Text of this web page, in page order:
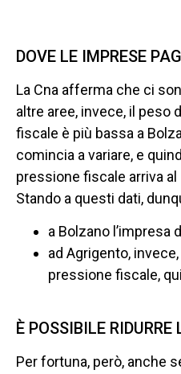
DOVE LE IMPRESE
La Cna afferma che ci
altre aree, invece, il peso
fiscale è più bassa a
comincia a variare, e
pressione fiscale arriva al
Stando a questi dati,
a Bolzano l’impresa
ad Agrigento,
pressione fiscale,
È POSSIBILE
Per fortuna, però, anche